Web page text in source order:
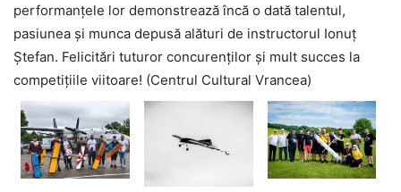
performanțele lor demonstrează încă o dată talentul,
pasiunea și munca depusă alături de instructorul Ionuț
Ștefan. Felicitări tuturor concurenților și mult succes la
competițiile viitoare! (Centrul Cultural Vrancea)